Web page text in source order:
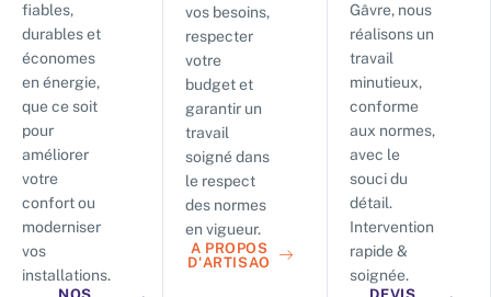
fiables,
durables et
économes
en énergie,
que ce soit
pour
améliorer
votre
confort ou
moderniser
vos
installations.
vos besoins,
respecter
votre
budget et
garantir un
travail
soigné dans
le respect
des normes
en vigueur.
A PROPOS
D'ARTISAO
Gâvre, nous
réalisons un
travail
minutieux,
conforme
aux normes,
avec le
souci du
détail.
Intervention
rapide &
soignée.